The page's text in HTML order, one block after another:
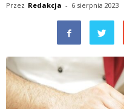
Przez Redakcja - 6 sierpnia 2023